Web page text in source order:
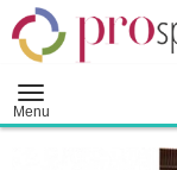
Menu